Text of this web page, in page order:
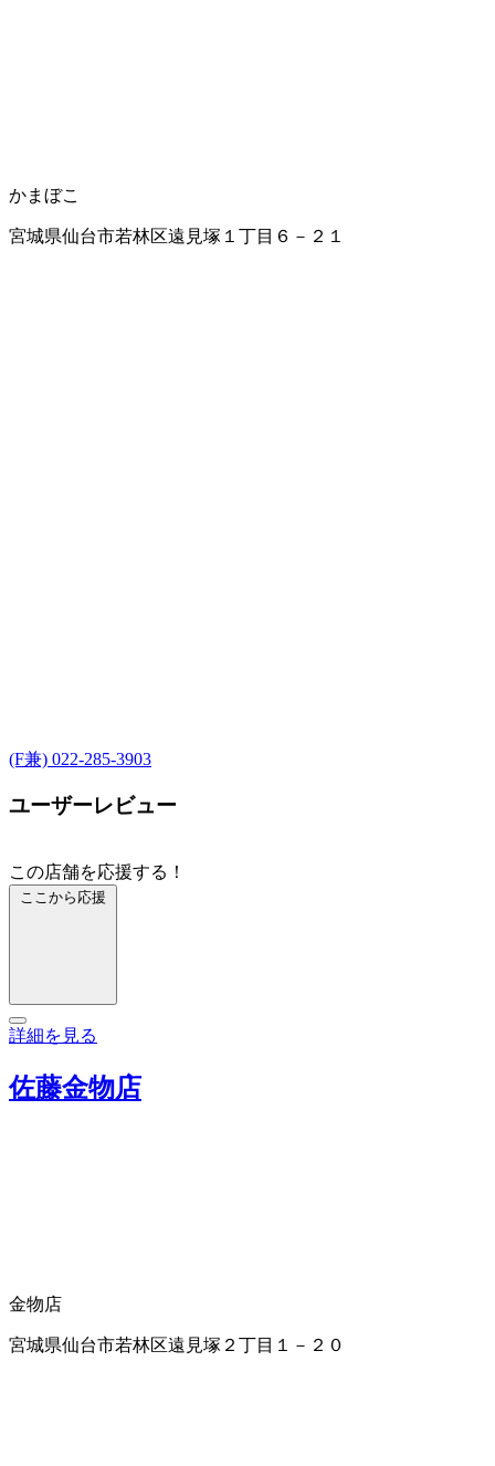
かまぼこ
宮城県仙台市若林区遠見塚１丁目６－２１
(F兼) 022-285-3903
ユーザーレビュー
この店舗を応援する！
ここから応援
詳細を見る
佐藤金物店
金物店
宮城県仙台市若林区遠見塚２丁目１－２０